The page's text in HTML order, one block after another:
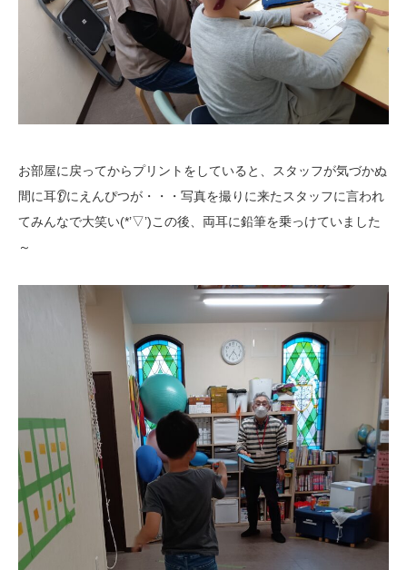
お部屋に戻ってからプリントをしていると、スタッフが気づかぬ
間に耳👂にえんぴつが・・・写真を撮りに来たスタッフに言われ
てみんなで大笑い(*’▽’)この後、両耳に鉛筆を乗っけていました
～